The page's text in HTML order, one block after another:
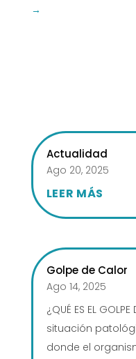
→
Actualidad
Ago 20, 2025
LEER MÁS
Golpe de Calor
Ago 14, 2025
¿QUÉ ES EL
situación
donde el